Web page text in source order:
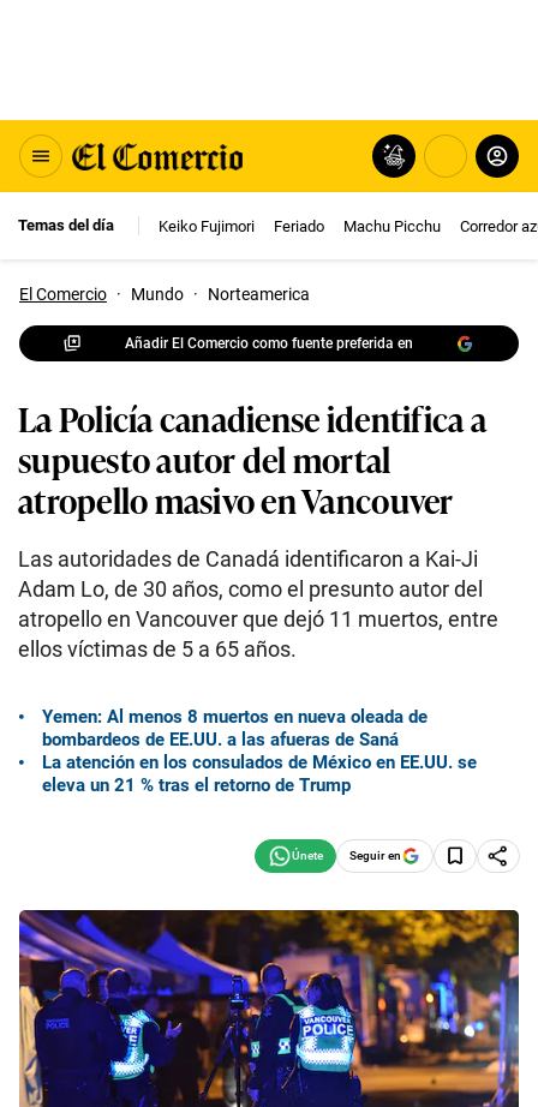
Temas del día Keiko Fujimori Feriado Machu Picchu Corredor
El Comercio · Mundo · Norteamerica
Añadir El Comercio como fuente preferida en
La Policía canadiense identifica a
supuesto autor del mortal
atropello masivo en Vancouver
Las autoridades de Canadá identificaron a Kai-Ji
Adam Lo, de 30 años, como el presunto autor del
atropello en Vancouver que dejó 11 muertos, entre
ellos víctimas de 5 a 65 años.
Yemen: Al menos 8 muertos en nueva oleada de
bombardeos de EE.UU. a las afueras de Saná
La atención en los consulados de México en EE.UU. se
eleva un 21 % tras el retorno de Trump
Seguir en